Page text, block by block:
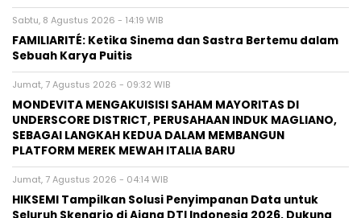
Sabtu, 8 Agustus 2026 - 14:19 WIB
FAMILIARITÉ: Ketika Sinema dan Sastra Bertemu dalam
Sebuah Karya Puitis
Jumat, 7 Agustus 2026 - 09:32 WIB
MONDEVITA MENGAKUISISI SAHAM MAYORITAS DI
UNDERSCORE DISTRICT, PERUSAHAAN INDUK MAGLIANO,
SEBAGAI LANGKAH KEDUA DALAM MEMBANGUN
PLATFORM MEREK MEWAH ITALIA BARU
Jumat, 7 Agustus 2026 - 04:14 WIB
HIKSEMI Tampilkan Solusi Penyimpanan Data untuk